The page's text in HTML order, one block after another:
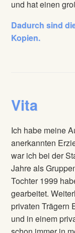
und hat einen
Dadurch sind
Kopien.
Vita
Ich habe meine
anerkannten
war ich bei der
Jahre als
Tochter 1999
gearbeitet.
privaten Trägern
und in einem